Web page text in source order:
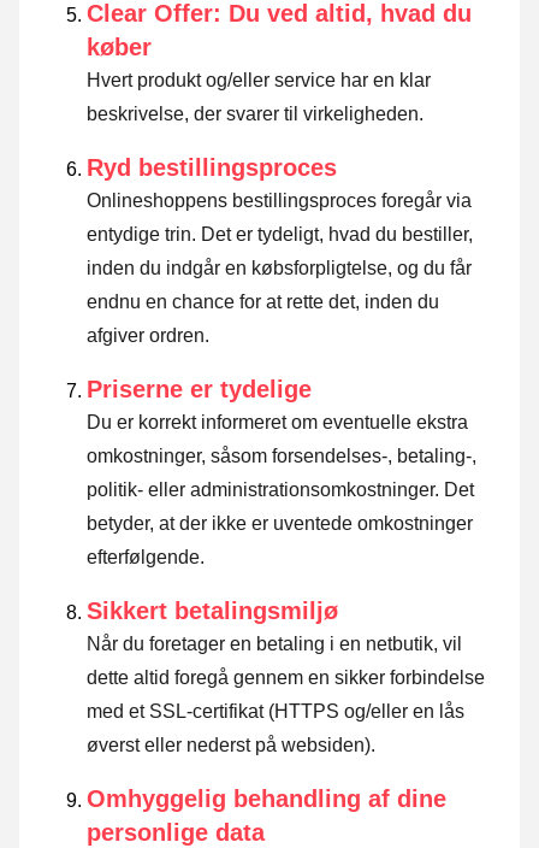
Clear Offer: Du ved altid, hvad du
køber
Hvert produkt og/eller service har en klar
beskrivelse, der svarer til virkeligheden.
Ryd bestillingsproces
Onlineshoppens bestillingsproces foregår via
entydige trin. Det er tydeligt, hvad du bestiller,
inden du indgår en købsforpligtelse, og du får
endnu en chance for at rette det, inden du
afgiver ordren.
Priserne er tydelige
Du er korrekt informeret om eventuelle ekstra
omkostninger, såsom forsendelses-, betaling-,
politik- eller administrationsomkostninger. Det
betyder, at der ikke er uventede omkostninger
efterfølgende.
Sikkert betalingsmiljø
Når du foretager en betaling i en netbutik, vil
dette altid foregå gennem en sikker forbindelse
med et SSL-certifikat (HTTPS og/eller en lås
øverst eller nederst på websiden).
Omhyggelig behandling af dine
personlige data